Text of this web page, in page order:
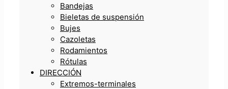
Bandejas
Bieletas de suspensión
Bujes
Cazoletas
Rodamientos
Rótulas
DIRECCIÓN
Extremos-terminales